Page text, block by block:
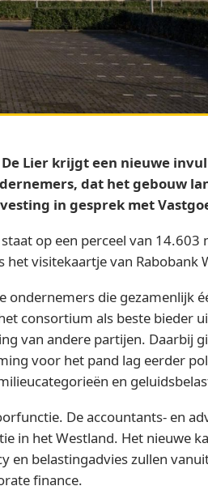
Lier krijgt een nieuwe
dat het gebouw
in gesprek met
op een perceel van
visitekaartje van Rabobank
die gezamenlijk
consortium als beste bieder
van andere partijen. Daarbij
voor het pand lag eerder
en
De accountants- en
in het Westland. Het
belastingadvies zullen
finance.